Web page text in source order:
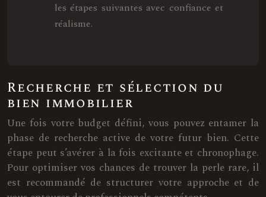
les étapes suivantes avec confiance et
réalisme.
Recherche et sélection du
bien immobilier
Une fois votre budget défini, vous pouvez entamer la
phase de recherche active de votre futur bien. Cette
étape peut s’avérer à la fois excitante et chronophage.
Pour optimiser vos chances de trouver la perle rare, il
est recommandé de structurer votre approche et de